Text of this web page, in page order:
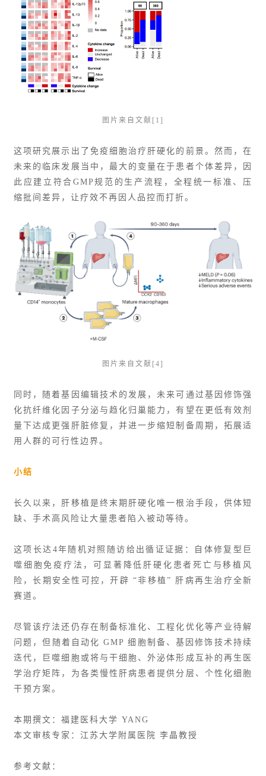
图片来自文献[1]
这项研究展示出了免疫细胞治疗肝硬化的前景。然而，在
未来的临床发展当中，最大的变量在于患者个体差异，因
此应建立符合GMP规范的生产流程，全程统一标准、压
缩批间差异，让疗效不再因人品控而打折。
图片来自文献 [4]
同时，随着基因编辑技术的发展，未来可通过基因修饰强
化抗纤维化因子分泌与趋化归巢能力，有望在更低有效剂
量下达成更强肝脏修复，并进一步缩短制备周期，拓展适
用人群的可行性边界。
小结
长久以来，肝移植是终末期肝硬化唯一根治手段，供体短
缺、手术高风险让大量患者陷入被动等待。
这项长达4年随机对照随访给出循证证据：自体修复型巨
噬细胞免疫疗法，可显著降低肝硬化患者死亡与移植风
险，长期安全性可控，开辟 “非移植” 肝病再生治疗全新
赛道。
尽管该疗法还仍存在制备标准化、工程化优化等产业待解
问题，但随着自动化 GMP 细胞制备、基因修饰技术持续
迭代，巨噬细胞或将与干细胞、外泌体形成互补的再生医
学治疗矩阵，为各类慢性肝病患者提供分层、个性化细胞
干预方案。
本期撰文：福建医科大学 YANG
本文审核专家：江苏大学附属医院 李晶教授
参考文献：